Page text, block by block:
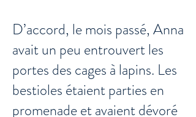
D’accord, le mois passé, Anna
avait un peu entrouvert les
portes des cages à lapins. Les
bestioles étaient parties en
promenade et avaient dévoré